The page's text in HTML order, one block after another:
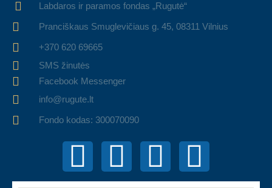
Labdaros ir paramos fondas „Rugutė“
Pranciškaus Smuglevičiaus g. 45, 08311 Vilnius
+370 620 69665
SMS žinutės
Facebook Messenger
info@rugute.lt
Fondo kodas: 300070090